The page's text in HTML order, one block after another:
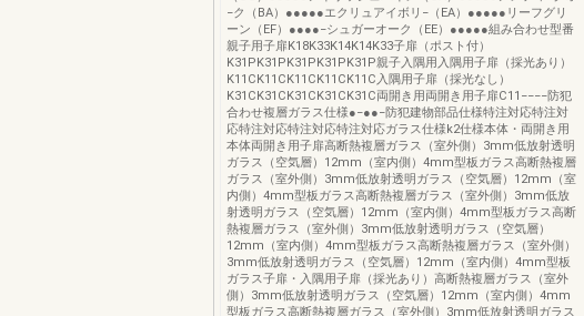
−ク（BA）●●●●●エクリュアイボリ−（EA）●●●●●リーフグリ
ーン（EF）●●●●−シュガーオーク（EE）●●●●●組み合わせ型番
親子用子扉K18K33K14K14K33子扉（ポスト付）
K31PK31PK31PK31PK31P親子入隅用入隅用子扉（採光あり）
K11CK11CK11CK11CK11C入隅用子扉（採光なし）
K31CK31CK31CK31CK31C両開き用両開き用子扉C11−−−−防犯
合わせ複層ガラス仕様●−●●−防犯建物部品仕様特注対応特注対
応特注対応特注対応特注対応ガラス仕様k2仕様本体・両開き用
本体両開き用子扉高断熱複層ガラス（室外側）3mm低放射透明
ガラス（空気層）12mm（室内側）4mm型板ガラス高断熱複層
ガラス（室外側）3mm低放射透明ガラス（空気層）12mm（室
内側）4mm型板ガラス高断熱複層ガラス（室外側）3mm低放
射透明ガラス（空気層）12mm（室内側）4mm型板ガラス高断
熱複層ガラス（室外側）3mm低放射透明ガラス（空気層）
12mm（室内側）4mm型板ガラス高断熱複層ガラス（室外側）
3mm低放射透明ガラス（空気層）12mm（室内側）4mm型板
ガラス子扉・入隅用子扉（採光あり）高断熱複層ガラス（室外
側）3mm低放射透明ガラス（空気層）12mm（室内側）4mm
型板ガラス高断熱複層ガラス（室外側）3mm低放射透明ガラス